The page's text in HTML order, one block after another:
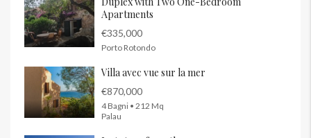
Apartments
€335,000
Porto Rotondo
Villa avec vue sur la mer
€870,000
4 Bagni • 212 Mq
Palau